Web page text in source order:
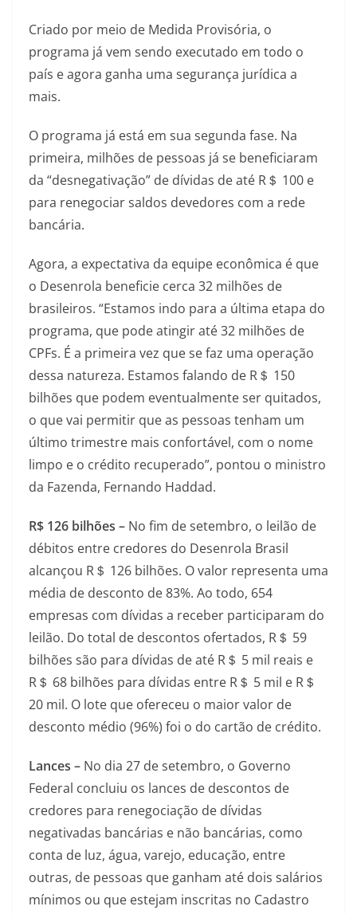
Criado por meio de Medida Provisória, o
programa já vem sendo executado em todo o
país e agora ganha uma segurança jurídica a
mais.
O programa já está em sua segunda fase. Na
primeira, milhões de pessoas já se beneficiaram
da “desnegativação” de dívidas de até R＄ 100 e
para renegociar saldos devedores com a rede
bancária.
Agora, a expectativa da equipe econômica é que
o Desenrola beneficie cerca 32 milhões de
brasileiros. “Estamos indo para a última etapa do
programa, que pode atingir até 32 milhões de
CPFs. É a primeira vez que se faz uma operação
dessa natureza. Estamos falando de R＄ 150
bilhões que podem eventualmente ser quitados,
o que vai permitir que as pessoas tenham um
último trimestre mais confortável, com o nome
limpo e o crédito recuperado”, pontou o ministro
da Fazenda, Fernando Haddad.
R$ 126 bilhões – No fim de setembro, o leilão de
débitos entre credores do Desenrola Brasil
alcançou R＄ 126 bilhões. O valor representa uma
média de desconto de 83%. Ao todo, 654
empresas com dívidas a receber participaram do
leilão. Do total de descontos ofertados, R＄ 59
bilhões são para dívidas de até R＄ 5 mil reais e
R＄ 68 bilhões para dívidas entre R＄ 5 mil e R＄
20 mil. O lote que ofereceu o maior valor de
desconto médio (96%) foi o do cartão de crédito.
Lances – No dia 27 de setembro, o Governo
Federal concluiu os lances de descontos de
credores para renegociação de dívidas
negativadas bancárias e não bancárias, como
conta de luz, água, varejo, educação, entre
outras, de pessoas que ganham até dois salários
mínimos ou que estejam inscritas no Cadastro